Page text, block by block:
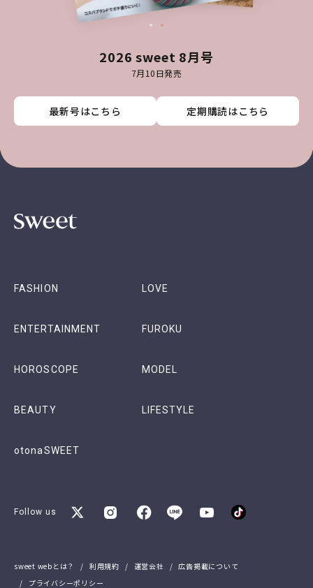
2026 sweet 8月号
7月10日発売
最新号はこちら 定期購読はこちら
最新号はこちら 定期購読はこちら
最新号はこちら 定期購読はこちら
最新号はこちら 定期購読はこちら
FASHION LOVE
ENTERTAINMENT FUROKU
HOROSCOPE MODEL
BEAUTY LIFESTYLE
otonaSWEET
Follow us
sweet webとは？ 利用規約 運営会社
広告掲載について
プライバシーポリシー